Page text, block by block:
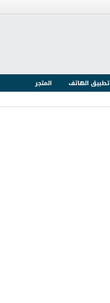
تطبيق الهاتف
المتجر